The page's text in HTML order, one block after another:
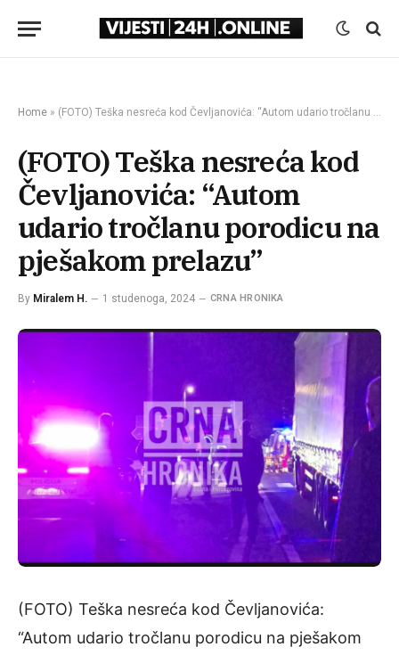
Home » (FOTO) Teška nesreća kod Čevljanovića: “Autom udario tročlanu porodicu na pješakom prelazu”
(FOTO) Teška nesreća kod
Čevljanovića: “Autom
udario tročlanu porodicu na
pješakom prelazu”
By Miralem H. 1 studenoga, 2024 CRNA HRONIKA
(FOTO) Teška nesreća kod Čevljanovića:
“Autom udario tročlanu porodicu na pješakom